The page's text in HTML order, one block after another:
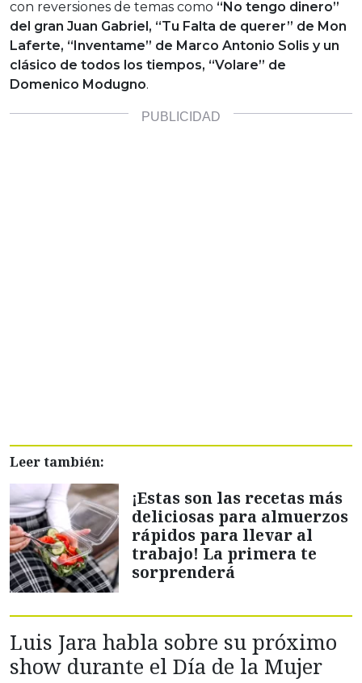
con reversiones de temas como “No tengo dinero”
del gran Juan Gabriel, “Tu Falta de querer” de Mon
Laferte, “Inventame” de Marco Antonio Solis y un
clásico de todos los tiempos, “Volare” de
Domenico Modugno.
Leer también:
¡Estas son las recetas más
deliciosas para almuerzos
rápidos para llevar al
trabajo! La primera te
sorprenderá
Luis Jara habla sobre su próximo
show durante el Día de la Mujer